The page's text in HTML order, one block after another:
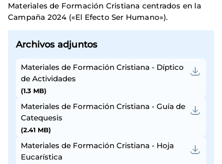
Materiales de Formación Cristiana centrados en la
Campaña 2024 («El Efecto Ser Humano»).
Archivos adjuntos
Materiales de Formación Cristiana - Díptico
de Actividades
(1.3 MB)
Materiales de Formación Cristiana - Guía de
Catequesis
(2.41 MB)
Materiales de Formación Cristiana - Hoja
Eucarística